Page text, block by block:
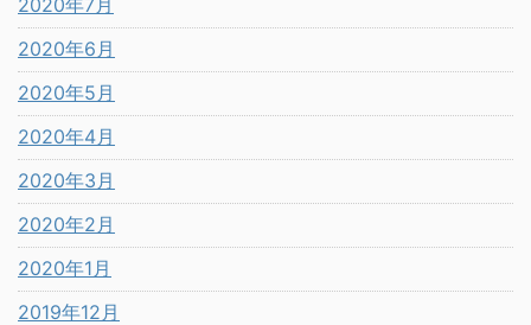
2020年7月
2020年6月
2020年5月
2020年4月
2020年3月
2020年2月
2020年1月
2019年12月